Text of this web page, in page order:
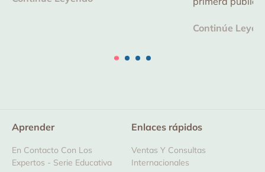
reducir los
Continúe
Aprender
En Contacto Con Los
Expertos - Serie Educativa
Enlaces rápidos
Ventas Y Consultas
Internacionales